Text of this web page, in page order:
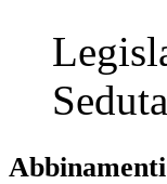
Abbinamenti